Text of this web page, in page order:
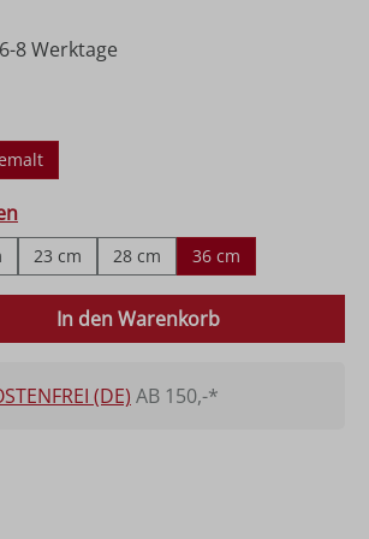
8 Werktage
nicht verfügbar.)
23 cm 28 cm 36 cm
gewünschten Wert
In den Warenkorb
(DE) AB 150,-*